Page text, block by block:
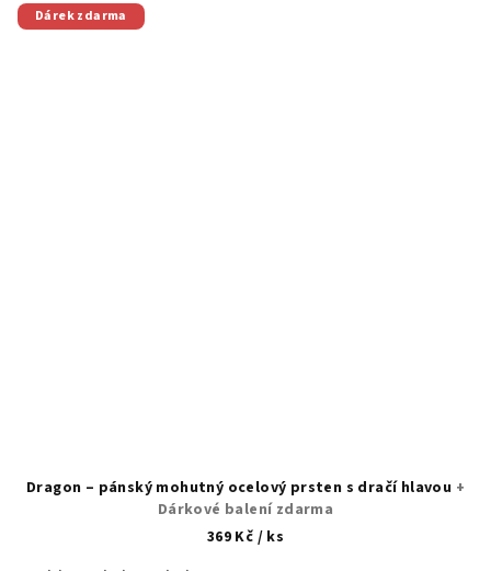
Dárek zdarma
Dragon – pánský mohutný ocelový prsten s dračí hlavou +
Dárkové balení zdarma
369 Kč / ks